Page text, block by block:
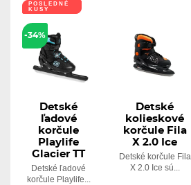
POSLEDNÉ
KUSY
-34%
Detské
ľadové
korčule
Playlife
Glacier TT
Detské ľadové
korčule Playlife...
Detské
kolieskové
korčule Fila
X 2.0 Ice
Detské korčule Fila
X 2.0 Ice sú...